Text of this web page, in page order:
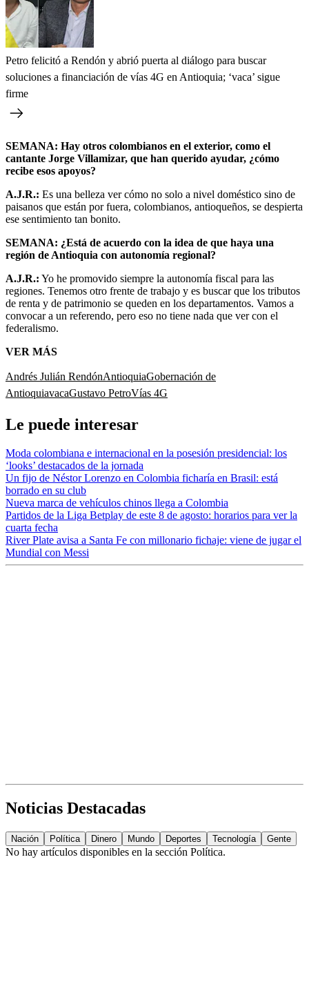
Petro felicitó a Rendón y abrió puerta al diálogo para buscar
soluciones a financiación de vías 4G en Antioquia; ‘vaca’ sigue
firme
SEMANA: Hay otros colombianos en el exterior, como el
cantante Jorge Villamizar, que han querido ayudar, ¿cómo
recibe esos apoyos?
A.J.R.: Es una belleza ver cómo no solo a nivel doméstico sino de
paisanos que están por fuera, colombianos, antioqueños, se despierta
ese sentimiento tan bonito.
SEMANA: ¿Está de acuerdo con la idea de que haya una
región de Antioquia con autonomía regional?
A.J.R.: Yo he promovido siempre la autonomía fiscal para las
regiones. Tenemos otro frente de trabajo y es buscar que los tributos
de renta y de patrimonio se queden en los departamentos. Vamos a
convocar a un referendo, pero eso no tiene nada que ver con el
federalismo.
VER MÁS
Andrés Julián RendónAntioquiaGobernación de
AntioquiavacaGustavo PetroVías 4G
Le puede interesar
Moda colombiana e internacional en la posesión presidencial: los
‘looks’ destacados de la jornada
Un fijo de Néstor Lorenzo en Colombia ficharía en Brasil: está
borrado en su club
Nueva marca de vehículos chinos llega a Colombia
Partidos de la Liga Betplay de este 8 de agosto: horarios para ver la
cuarta fecha
River Plate avisa a Santa Fe con millonario fichaje: viene de jugar el
Mundial con Messi
Noticias Destacadas
Nación Política Dinero Mundo Deportes Tecnología Gente
No hay artículos disponibles en la sección Política.